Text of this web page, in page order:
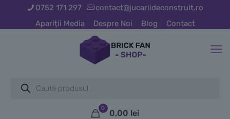
0752 171 297
contact@jucariideconstruit.ro
Apariții Media
Despre Noi Blog Contact
search
0
0,00 lei